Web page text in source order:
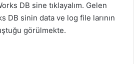
DB sine tıklayalım. Gelen
DB sinin data ve log file larının
görülmekte.